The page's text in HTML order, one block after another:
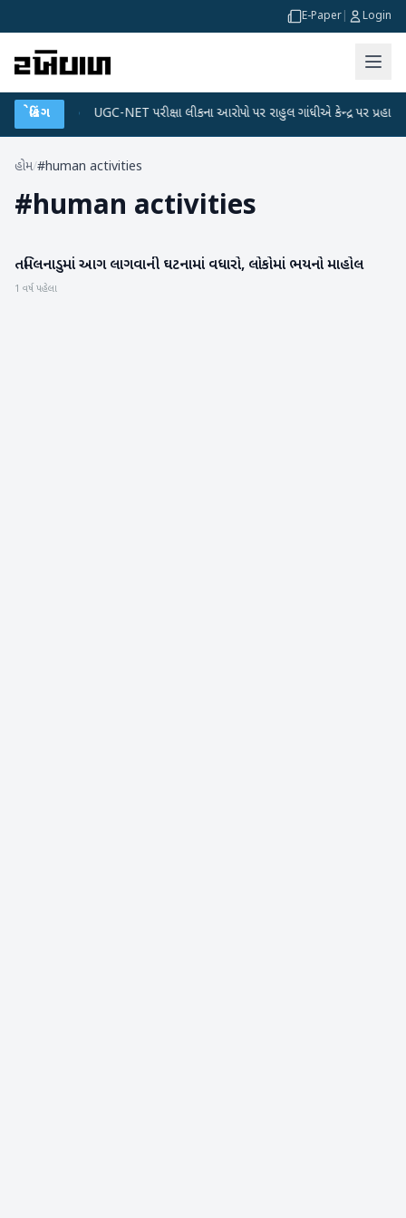
E-Paper Login
બ્રેકિંગ
પ્લાન UGC-NET પરીક્ષા લીકના આરોપો પર રાહુલ ગાંધીએ કેન્દ્ર પર પ્રહાર કર્યા
હોમ/#human activities
#human activities
રાષ્ટ્રીય
તમિલનાડુમાં આગ લાગવાની ઘટનામાં વધારો, લોકોમાં ભયનો માહોલ
1 વર્ષ પહેલા